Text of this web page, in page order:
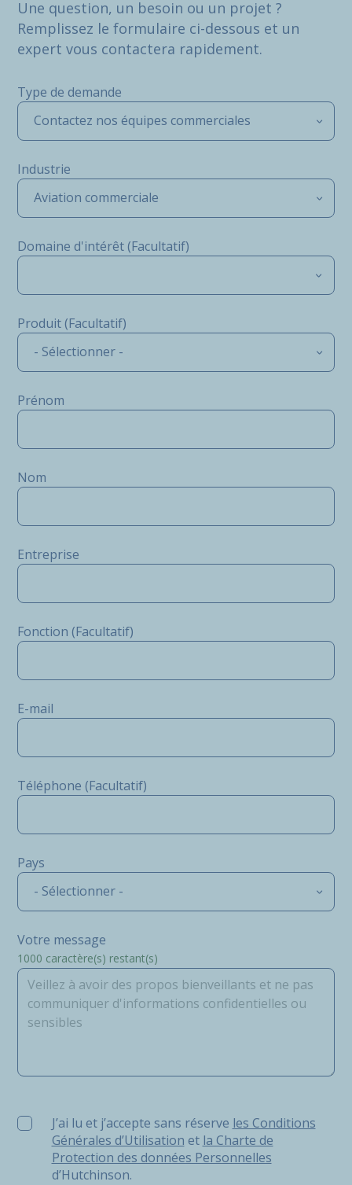
Une question, un besoin ou un projet ?
Remplissez le formulaire ci-dessous et un
expert vous contactera rapidement.
Type de demande
Contactez nos équipes commerciales
Industrie
Aviation commerciale
Domaine d'intérêt (Facultatif)
Produit (Facultatif)
- Sélectionner -
Prénom
Nom
Entreprise
Fonction (Facultatif)
E-mail
Téléphone (Facultatif)
Pays
- Sélectionner -
Votre message
1000 caractère(s) restant(s)
J’ai lu et j’accepte sans réserve les Conditions
J’ai lu et j’accepte sans réserve les Conditions
Générales d’Utilisation et la Charte de
Protection des données Personnelles
d’Hutchinson.